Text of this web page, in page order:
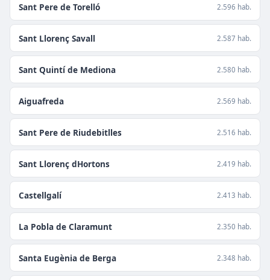
Sant Pere de Torelló 2.596 hab.
Sant Llorenç Savall 2.587 hab.
Sant Quintí de Mediona 2.580 hab.
Aiguafreda 2.569 hab.
Sant Pere de Riudebitlles 2.516 hab.
Sant Llorenç dHortons 2.419 hab.
Castellgalí 2.413 hab.
La Pobla de Claramunt 2.350 hab.
Santa Eugènia de Berga 2.348 hab.